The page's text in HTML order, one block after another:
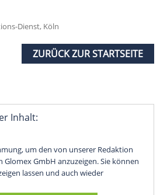
Dienst, Köln
ZURÜCK ZUR STARTSEITE
Inhalt:
um den von unserer Redaktion
GmbH anzuzeigen. Sie können
lassen und auch wieder